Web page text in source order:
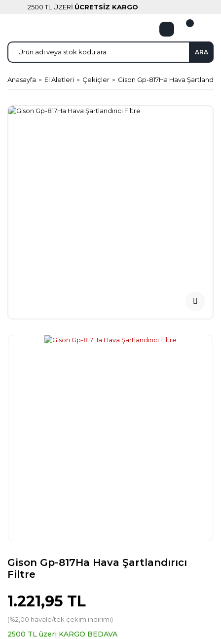
2500 TL ÜZERİ ÜCRETSİZ KARGO
ARA
Anasayfa El Aletleri Çekiçler Gison Gp-817Ha Hava
Gison Gp-817Ha Hava Şartlandırıcı
Filtre
1.221,95 TL
(%2,00 havale/tek çekim indirimi)
2500 TL üzeri KARGO BEDAVA